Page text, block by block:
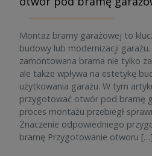
Montaż bramy garażowej to
budowy lub modernizacji
zamontowana brama nie tylko
ale także wpływa na estetykę
użytkowania garażu. W tym
przygotować otwór pod bramę
proces montażu przebiegł
Znaczenie odpowiedniego
bramę Przygotowanie otworu […]